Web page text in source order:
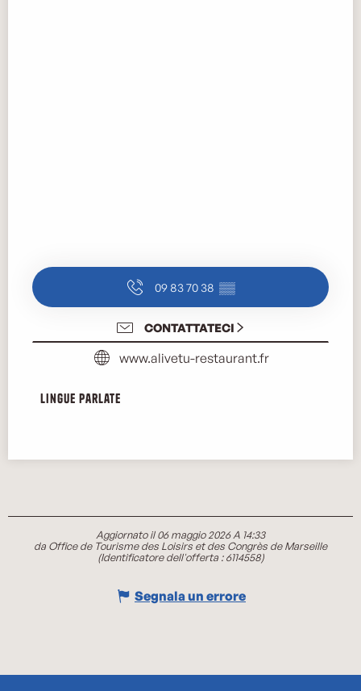
09 83 70 38 ▒▒
CONTATTATECI
www.alivetu-restaurant.fr
Lingue parlate
Lingue parlate
Aggiornato il 06 maggio 2026 A 14:33
da Office de Tourisme des Loisirs et des Congrès de Marseille
(Identificatore dell'offerta :6114558)
Segnala un errore